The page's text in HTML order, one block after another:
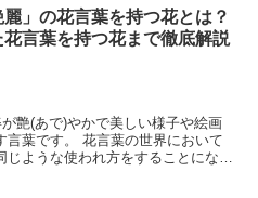
麗」の花言葉を持つ花とは？
花言葉を持つ花まで徹底解説
艶(あで)やかで美しい様子や絵画
言葉です。 花言葉の世界において
じような使われ方をすることになる